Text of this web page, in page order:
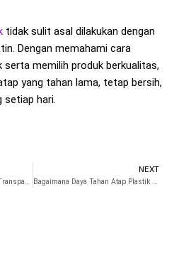
tidak sulit asal dilakukan dengan
Dengan memahami cara
memilih produk berkualitas,
yang tahan lama, tetap bersih,
setiap hari.
NEXT